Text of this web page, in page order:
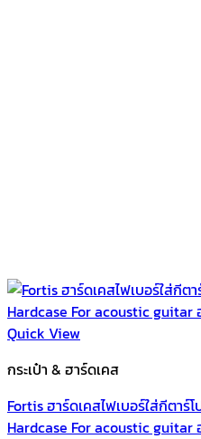
Quick View
กระเป๋า & ฮาร์ดเคส
Fortis ฮาร์ดเคสไฟเบอร์ใส่กีตาร์
Hardcase For acoustic guitar